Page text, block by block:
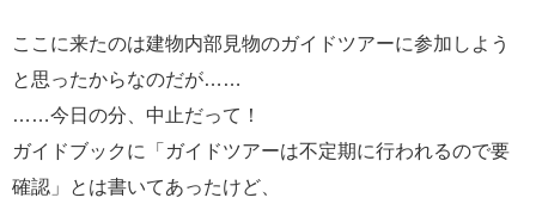
ここに来たのは建物内部見物のガイドツアーに参加しよう
と思ったからなのだが……
……今日の分、中止だって！
ガイドブックに「ガイドツアーは不定期に行われるので要
確認」とは書いてあったけど、